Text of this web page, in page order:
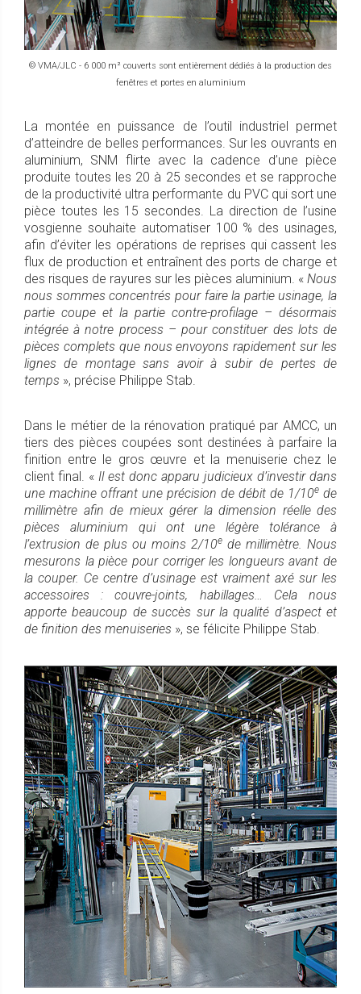
© VMA/JLC - 6 000 m² couverts sont entièrement dédiés à la production des
fenêtres et portes en aluminium
La montée en puissance de l’outil industriel permet
d’atteindre de belles performances. Sur les ouvrants en
aluminium, SNM flirte avec la cadence d’une pièce
produite toutes les 20 à 25 secondes et se rapproche
de la productivité ultra performante du PVC qui sort une
pièce toutes les 15 secondes. La direction de l’usine
vosgienne souhaite automatiser 100 % des usinages,
afin d’éviter les opérations de reprises qui cassent les
flux de production et entraînent des ports de charge et
des risques de rayures sur les pièces aluminium. « Nous
nous sommes concentrés pour faire la partie usinage, la
partie coupe et la partie contre-profilage – désormais
intégrée à notre process – pour constituer des lots de
pièces complets que nous envoyons rapidement sur les
lignes de montage sans avoir à subir de pertes de
temps », précise Philippe Stab.
Dans le métier de la rénovation pratiqué par AMCC, un
tiers des pièces coupées sont destinées à parfaire la
finition entre le gros œuvre et la menuiserie chez le
client final. « Il est donc apparu judicieux d’investir dans
une machine offrant une précision de débit de 1/10e de
millimètre afin de mieux gérer la dimension réelle des
pièces aluminium qui ont une légère tolérance à
l’extrusion de plus ou moins 2/10e de millimètre. Nous
mesurons la pièce pour corriger les longueurs avant de
la couper. Ce centre d’usinage est vraiment axé sur les
accessoires : couvre-joints, habillages… Cela nous
apporte beaucoup de succès sur la qualité d’aspect et
de finition des menuiseries », se félicite Philippe Stab.